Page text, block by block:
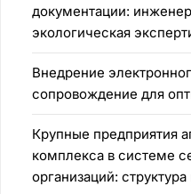
документации:
экологическая
Внедрение
сопровождение для
Крупные предприятия
комплекса в системе
организаций: